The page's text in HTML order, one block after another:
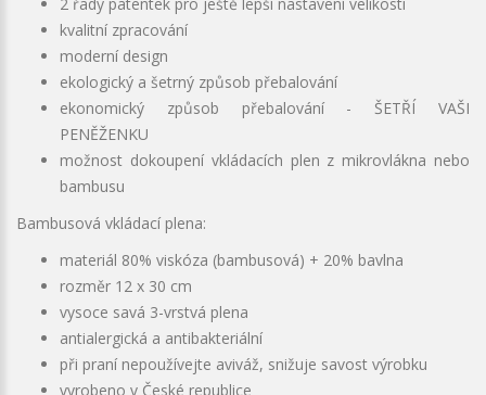
2 řady patentek pro ještě lepší nastavení velikosti
kvalitní zpracování
moderní design
ekologický a šetrný způsob přebalování
ekonomický způsob přebalování - ŠETŘÍ VAŠI
PENĚŽENKU
možnost dokoupení vkládacích plen z mikrovlákna nebo
bambusu
Bambusová vkládací plena:
materiál 80% viskóza (bambusová) + 20% bavlna
rozměr 12 x 30 cm
vysoce savá 3-vrstvá plena
antialergická a antibakteriální
při praní nepoužívejte aviváž, snižuje savost výrobku
vyrobeno v České republice